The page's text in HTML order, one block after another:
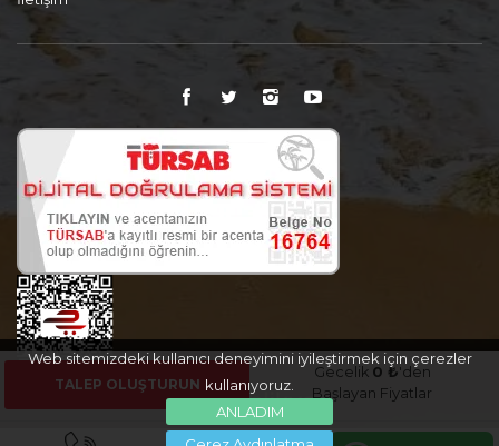
Web sitemizdeki kullanıcı deneyimini iyileştirmek için çerezler
kullanıyoruz.
ANLADIM
TALEP OLUŞTURUN
Gecelik 0 ₺'den
Başlayan Fiyatlar